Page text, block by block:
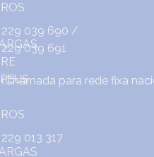
229 039 690 /
229 039 691
(Chamada para rede fixa
229 013 317